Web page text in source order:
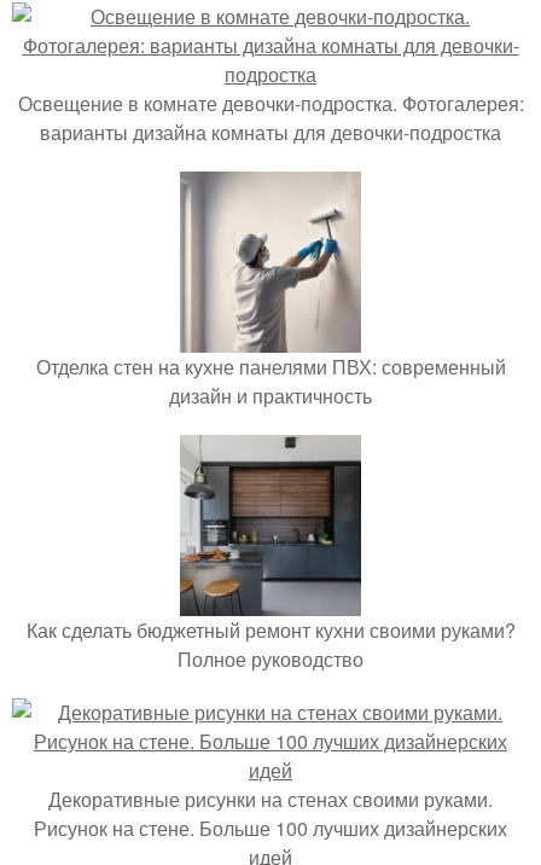
Освещение в комнате девочки-подростка. Фотогалерея:
варианты дизайна комнаты для девочки-подростка
Отделка стен на кухне панелями ПВХ: современный
дизайн и практичность
Как сделать бюджетный ремонт кухни своими руками?
Полное руководство
Декоративные рисунки на стенах своими руками.
Рисунок на стене. Больше 100 лучших дизайнерских
идей